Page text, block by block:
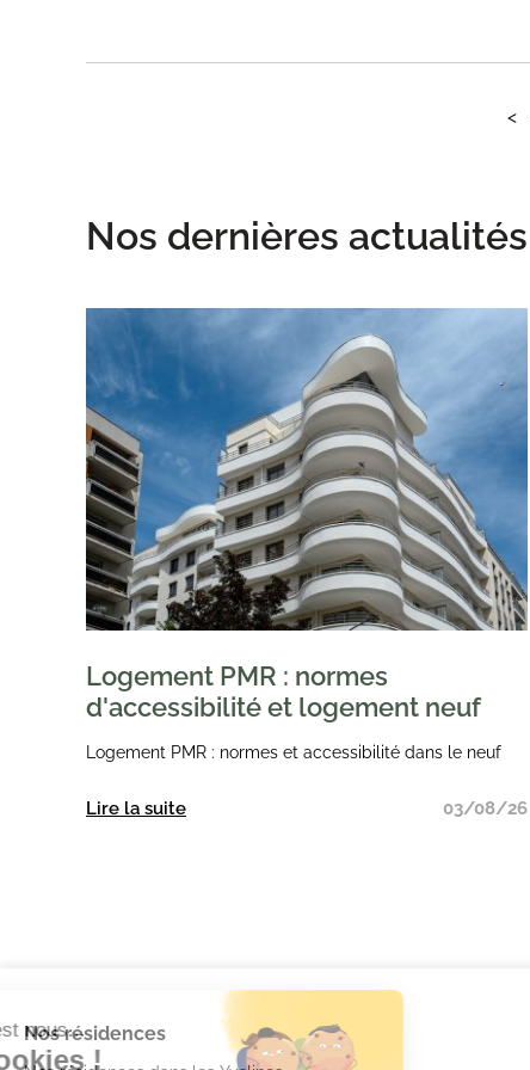
<
Nos dernières actualités
Logement PMR : normes
d'accessibilité et logement neuf
Logement PMR : normes et accessibilité dans le neuf
Lire la suite 03/08/26
Nos résidences